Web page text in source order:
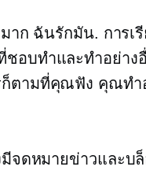
าก ฉันรักมัน. การเ
ชอบทำและทำอย่าง
ตามที่คุณฟัง คุณทำ
จดหมายข่าวและบ